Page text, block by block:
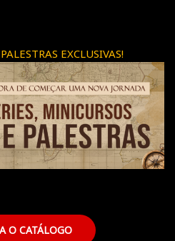
EXCLUSIVAS!
O CATÁLOGO